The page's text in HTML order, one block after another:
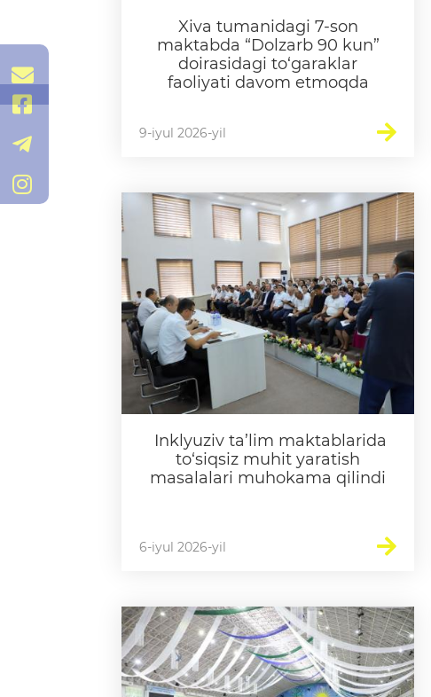
Xiva tumanidagi 7-son
maktabda “Dolzarb 90 kun”
doirasidagi to‘garaklar
faoliyati davom etmoqda
9-iyul 2026-yil
Inklyuziv ta’lim maktablarida
to‘siqsiz muhit yaratish
masalalari muhokama qilindi
6-iyul 2026-yil
xorazm-
vxtb@exat.uz
@xorazmvmmtb
@Xorazm_MMTB
/xorazm_vmmtb